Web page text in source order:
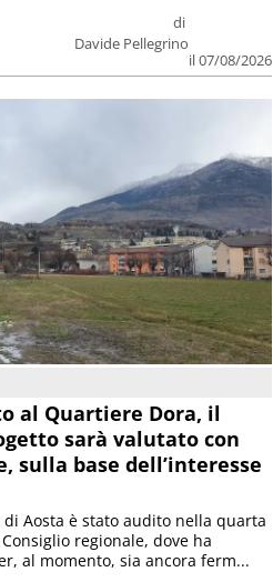
di
Davide Pellegrino
il 07/08/2026
al Quartiere Dora, il
sarà valutato con
sulla base dell’interesse
Aosta è stato audito nella quarta
regionale, dove ha
al momento, sia ancora ferm...